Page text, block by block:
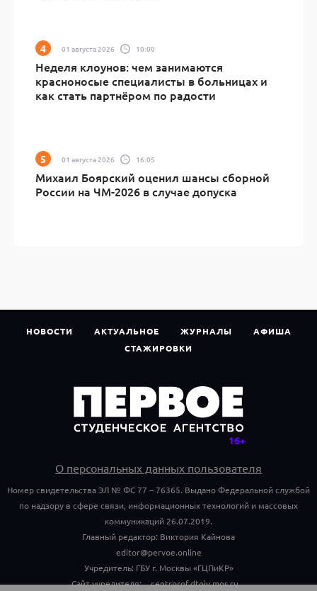
01 августа 2026 10:00
Неделя клоунов: чем занимаются
красноносые специалисты в больницах и
как стать партнёром по радости
01 августа 2026 16:05
Михаил Боярский оценил шансы сборной
России на ЧМ-2026 в случае допуска
НОВОСТИ АКТУАЛЬНОЕ ЖУРНАЛЫ
АФИША
СТАЖИРОВКИ
О персональных данных пользователя
Номер свидетельства ЭЛ № ФС 77 – 76365. Выдано Федеральной службой
по надзору в сфере связи, информационных технологий и массовых
коммуникаций 26.07.2019.
Главный редактор: Виктория Кайнова
editor@pervoe.online
Учредитель: ГБУ г. Москвы «ГЦПиКР»
Сайт учредителя:
centrprof.dtoiv.mos.ru